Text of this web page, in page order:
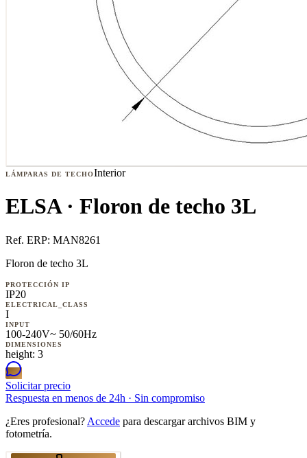
LÁMPARAS DE TECHOInterior
ELSA · Floron de techo 3L
Ref. ERP: MAN8261
Floron de techo 3L
PROTECCIÓN IP
IP20
ELECTRICAL_CLASS
I
INPUT
100-240V~ 50/60Hz
DIMENSIONES
height: 3
Solicitar precio
Respuesta en menos de 24h · Sin compromiso
¿Eres profesional? Accede para descargar archivos BIM y
fotometría.